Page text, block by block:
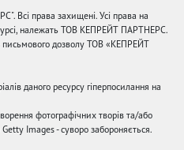
права захищені. Усі права на
належать ТОВ КЕПРЕЙТ ПАРТНЕРС.
письмового дозволу ТОВ «КЕПРЕЙТ
даного ресурсу гіперпосилання на
фотографічних творів та/або
Images - суворо забороняється.